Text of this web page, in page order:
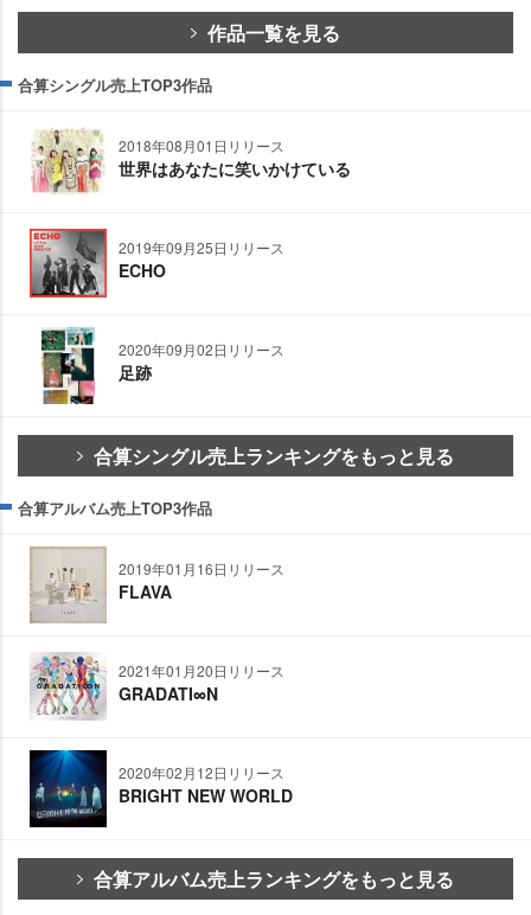
作品一覧を見る
合算シングル売上TOP3作品
2018年08月01日リリース
世界はあなたに笑いかけている
2019年09月25日リリース
ECHO
2020年09月02日リリース
足跡
合算シングル売上ランキングをもっと見る
合算アルバム売上TOP3作品
2019年01月16日リリース
FLAVA
2021年01月20日リリース
GRADATI∞N
2020年02月12日リリース
BRIGHT NEW WORLD
合算アルバム売上ランキングをもっと見る